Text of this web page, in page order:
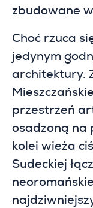
zbudowane
Choć rzuca
jedynym
architektury.
przestrzeń
osadzoną na
kolei wieża
Sudeckiej